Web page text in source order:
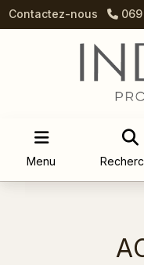
Contactez-nous
Menu